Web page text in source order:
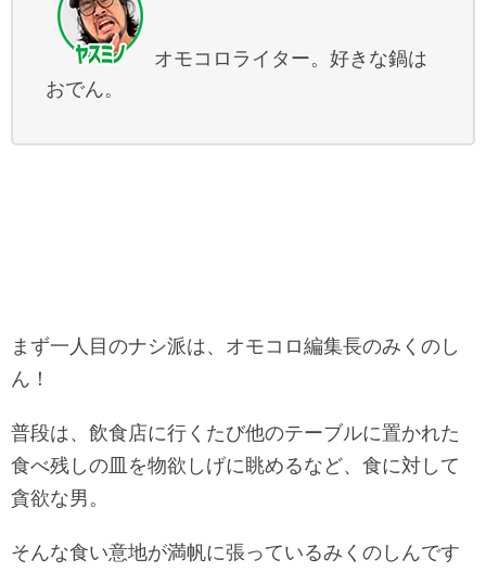
オモコロライター。好きな鍋は
おでん。
まず一人目のナシ派は、オモコロ編集長のみくのし
ん！
普段は、飲食店に行くたび他のテーブルに置かれた
食べ残しの皿を物欲しげに眺めるなど、食に対して
貪欲な男。
そんな食い意地が満帆に張っているみくのしんです